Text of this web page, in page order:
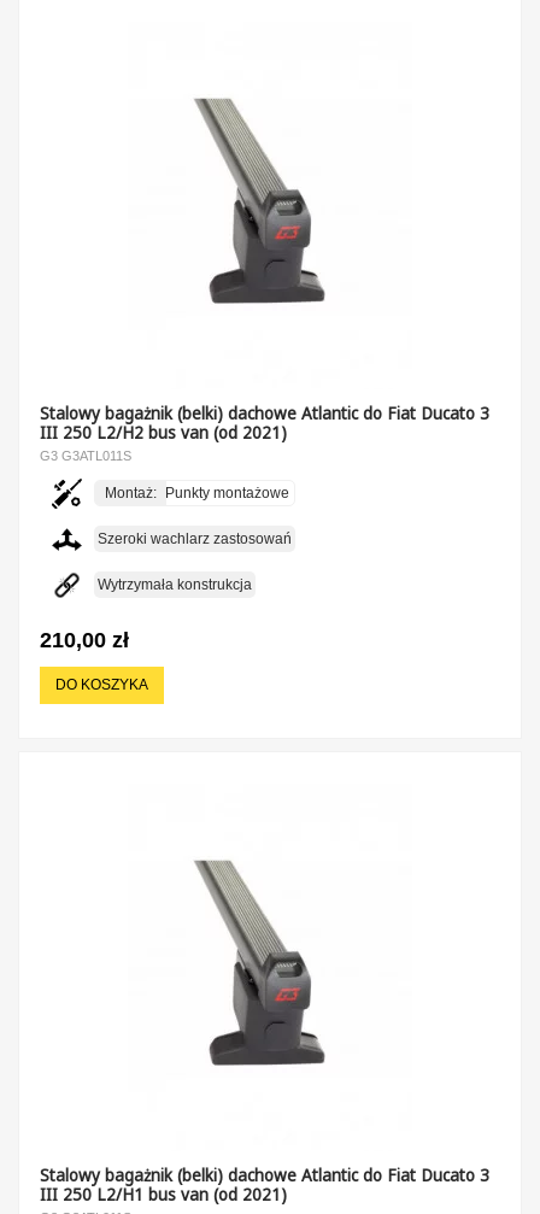
Stalowy bagażnik (belki) dachowe Atlantic do Fiat Ducato 3
III 250 L2/H2 bus van (od 2021)
G3 G3ATL011S
Montaż: Punkty montażowe
Szeroki wachlarz zastosowań
Wytrzymała konstrukcja
210,00 zł
DO KOSZYKA
Stalowy bagażnik (belki) dachowe Atlantic do Fiat Ducato 3
III 250 L2/H1 bus van (od 2021)